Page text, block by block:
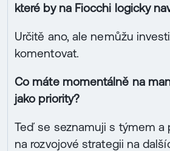
které by na Fiocchi logicky
Určitě ano, ale nemůžu
komentovat.
Co máte momentálně na
jako priority?
Teď se seznamuji s týmem a
na rozvojové strategii na